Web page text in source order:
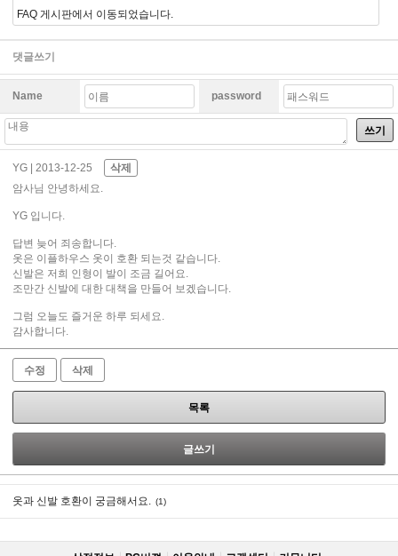
FAQ 게시판에서 이동되었습니다.
댓글쓰기
Name password
쓰기
YG | 2013-12-25
삭제
암사님 안녕하세요.
YG 입니다.
답변 늦어 죄송합니다.
옷은 이플하우스 옷이 호환 되는것 같습니다.
신발은 저희 인형이 발이 조금 길어요.
조만간 신발에 대한 대책을 만들어 보겠습니다.
그럼 오늘도 즐거운 하루 되세요.
감사합니다.
수정 삭제
목록
글쓰기
옷과 신발 호환이 궁금해서요. (1)